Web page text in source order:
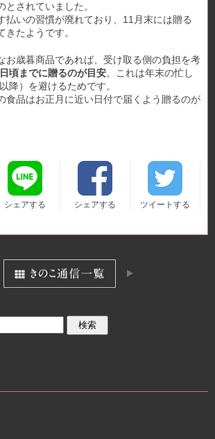
とされていました。
払いの習慣が廃れており、11月末には贈る
きたようです。
お歳暮商品であれば、受け取る側の負担を考
頃までに贈るのが目安。これは年末の忙し
降）を避けるためです。
食品はお正月に近い日付で届くよう贈るのが
シェアする シェアする ツイートする